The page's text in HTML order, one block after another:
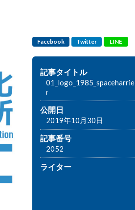
Facebook Twitter LINE
記事タイトル
01_logo_1985_spaceharrie
r
公開日
2019年10月30日
記事番号
2052
ライター